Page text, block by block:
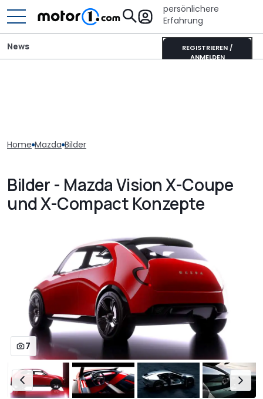
persönlichere
Erfahrung
REGISTRIEREN /
ANMELDEN
News
Home Mazda Bilder
Bilder - Mazda Vision X-Coupe
und X-Compact Konzepte
7